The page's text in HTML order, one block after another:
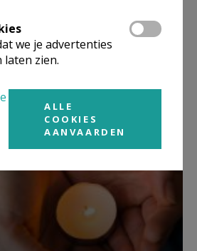
we je advertenties
zien.
ALLE
COOKIES
AANVAARDEN